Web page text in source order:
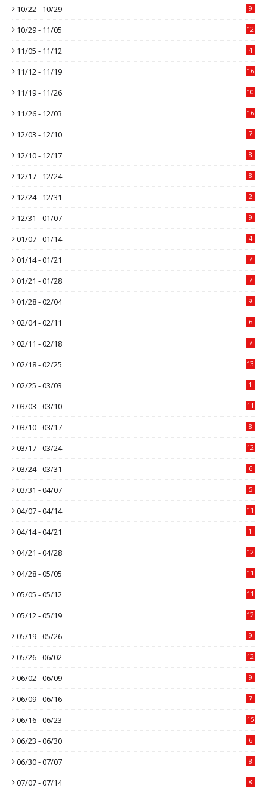
10/22 - 10/29 9
10/29 - 11/05 12
11/05 - 11/12 4
11/12 - 11/19 16
11/19 - 11/26 10
11/26 - 12/03 16
12/03 - 12/10 7
12/10 - 12/17 8
12/17 - 12/24 8
12/24 - 12/31 2
12/31 - 01/07 9
01/07 - 01/14 4
01/14 - 01/21 7
01/21 - 01/28 7
01/28 - 02/04 9
02/04 - 02/11 6
02/11 - 02/18 7
02/18 - 02/25 13
02/25 - 03/03 1
03/03 - 03/10 11
03/10 - 03/17 8
03/17 - 03/24 12
03/24 - 03/31 6
03/31 - 04/07 5
04/07 - 04/14 11
04/14 - 04/21 1
04/21 - 04/28 12
04/28 - 05/05 11
05/05 - 05/12 11
05/12 - 05/19 12
05/19 - 05/26 9
05/26 - 06/02 12
06/02 - 06/09 9
06/09 - 06/16 7
06/16 - 06/23 15
06/23 - 06/30 6
06/30 - 07/07 8
07/07 - 07/14 8